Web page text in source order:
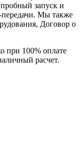
запуск и
передачи. Мы также
Договор о
при 100% оплате
расчет.